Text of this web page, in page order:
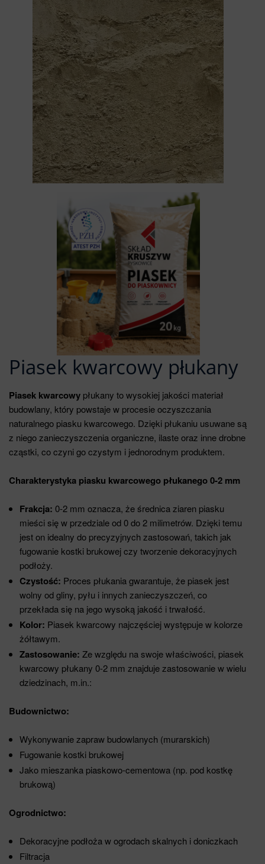
Piasek kwarcowy płukany
Piasek kwarcowy płukany to wysokiej jakości materiał
budowlany, który powstaje w procesie oczyszczania
naturalnego piasku kwarcowego. Dzięki płukaniu usuwane są
z niego zanieczyszczenia organiczne, ilaste oraz inne drobne
cząstki, co czyni go czystym i jednorodnym produktem.
Charakterystyka piasku kwarcowego płukanego 0-2 mm
Frakcja: 0-2 mm oznacza, że średnica ziaren piasku
mieści się w przedziale od 0 do 2 milimetrów. Dzięki temu
jest on idealny do precyzyjnych zastosowań, takich jak
fugowanie kostki brukowej czy tworzenie dekoracyjnych
podłoży.
Czystość: Proces płukania gwarantuje, że piasek jest
wolny od gliny, pyłu i innych zanieczyszczeń, co
przekłada się na jego wysoką jakość i trwałość.
Kolor: Piasek kwarcowy najczęściej występuje w kolorze
żółtawym.
Zastosowanie: Ze względu na swoje właściwości, piasek
kwarcowy płukany 0-2 mm znajduje zastosowanie w wielu
dziedzinach, m.in.:
Budownictwo:
Wykonywanie zapraw budowlanych (murarskich)
Fugowanie kostki brukowej
Jako mieszanka piaskowo-cementowa (np. pod kostkę
brukową)
Ogrodnictwo:
Dekoracyjne podłoża w ogrodach skalnych i doniczkach
Filtracja